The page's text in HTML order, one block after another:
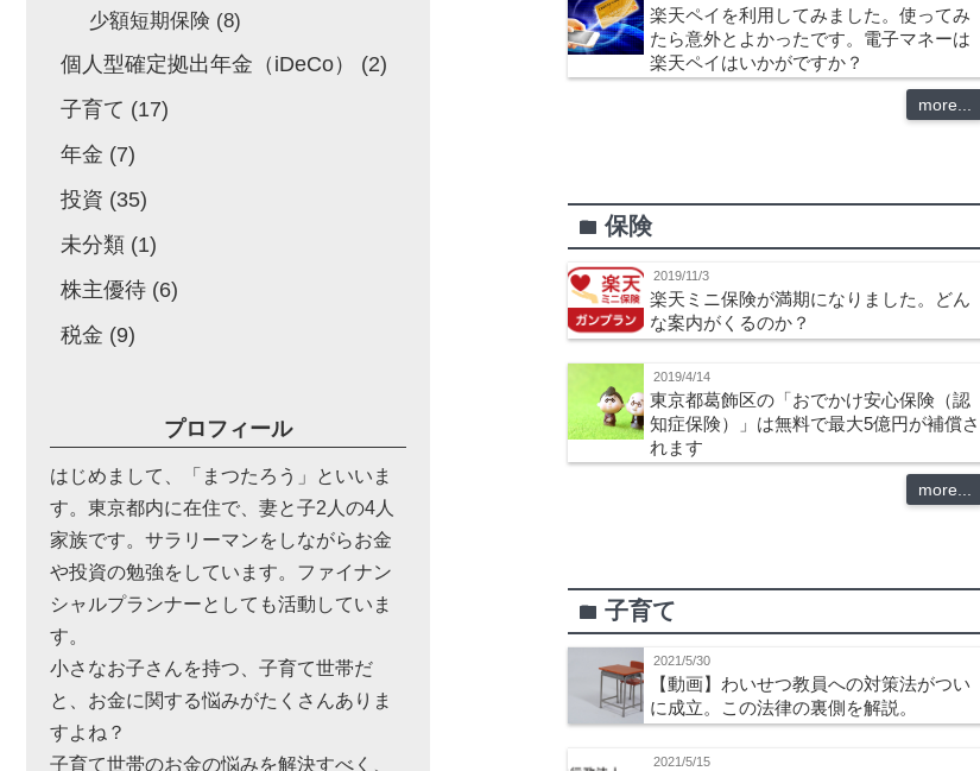
楽天ペイを利用してみました。使ってみ
たら意外とよかったです。電子マネーは
楽天ペイはいかがですか？
more...
folder 保険
2019/11/3
楽天ミニ保険が満期になりました。どん
な案内がくるのか？
2019/4/14
東京都葛飾区の「おでかけ安心保険（認
知症保険）」は無料で最大5億円が補償さ
れます
more...
folder 子育て
2021/5/30
【動画】わいせつ教員への対策法がつい
に成立。この法律の裏側を解説。
2021/5/15
少額短期保険 (8)
個人型確定拠出年金（iDeCo）
(2)
子育て (17)
年金 (7)
投資 (35)
未分類 (1)
株主優待 (6)
税金 (9)
プロフィール
はじめまして、「まつたろう」といいま
す。東京都内に在住で、妻と子2人の4人
家族です。サラリーマンをしながらお金
や投資の勉強をしています。ファイナン
シャルプランナーとしても活動していま
す。
小さなお子さんを持つ、子育て世帯だ
と、お金に関する悩みがたくさんありま
すよね？
子育て世帯のお金の悩みを解決すべく、